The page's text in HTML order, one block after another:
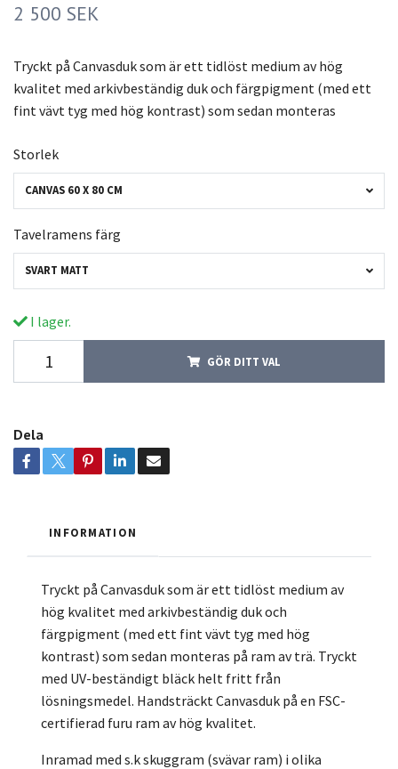
2 500 SEK
Tryckt på Canvasduk som är ett tidlöst medium av hög
kvalitet med arkivbeständig duk och färgpigment (med ett
fint vävt tyg med hög kontrast) som sedan monteras
Storlek
CANVAS 60 X 80 CM
Tavelramens färg
SVART MATT
I lager.
GÖR DITT VAL
Dela
INFORMATION
Tryckt på Canvasduk som är ett tidlöst medium av
hög kvalitet med arkivbeständig duk och
färgpigment (med ett fint vävt tyg med hög
kontrast) som sedan monteras på ram av trä. Tryckt
med UV-beständigt bläck helt fritt från
lösningsmedel. Handsträckt Canvasduk på en FSC-
certifierad furu ram av hög kvalitet.
Inramad med s.k skuggram (svävar ram) i olika